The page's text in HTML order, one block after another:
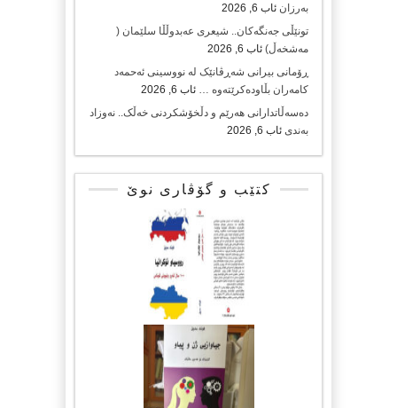
بەرزان ئاب 6, 2026
تونێڵی جەنگەکان.. شیعری عەبدوڵڵا سلێمان (
مەشخەڵ) ئاب 6, 2026
ڕۆمانی بیرانی شەڕڤانێک لە نووسینی ئەحمەد
کامەران بڵاودەکرێتەوە … ئاب 6, 2026
دەسەڵاتدارانی هەرێم و دڵخۆشکردنی خەڵک.. نەوزاد
بەندی ئاب 6, 2026
کتێب و گۆڤاری نوێ